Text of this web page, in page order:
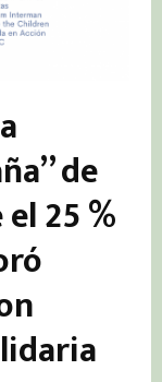
de
25 %